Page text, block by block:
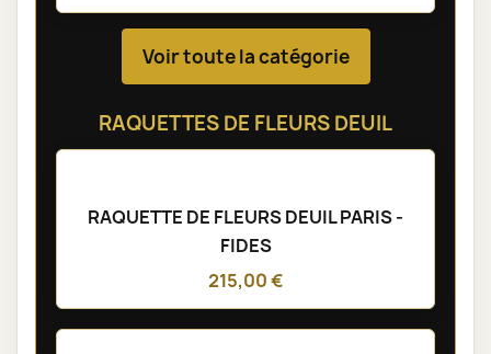
Voir toute la catégorie
RAQUETTES DE FLEURS DEUIL
RAQUETTE DE FLEURS DEUIL PARIS -
FIDES
215,00 €